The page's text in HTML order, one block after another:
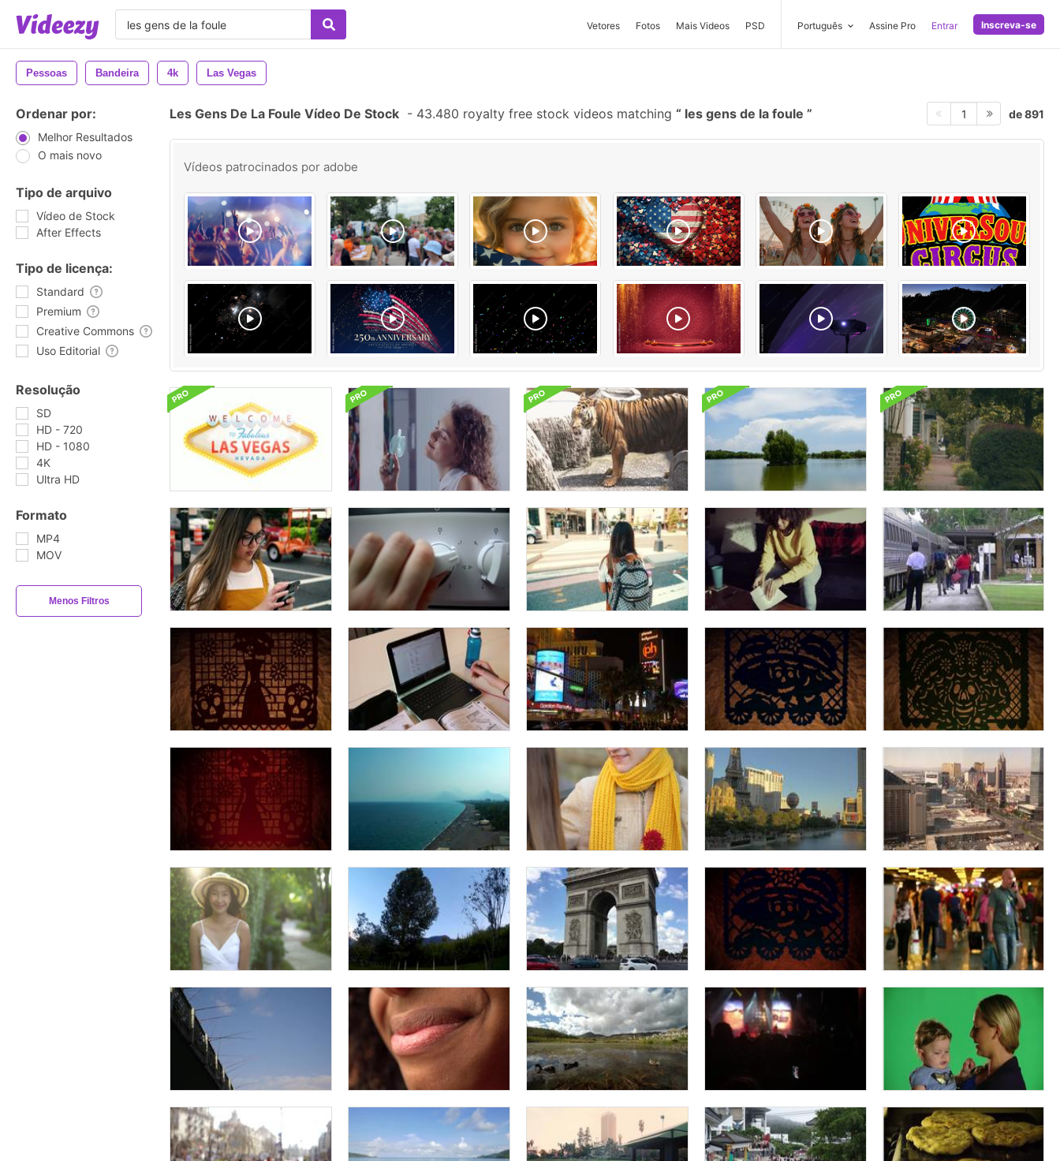
Vetores Fotos Mais Videos PSD Português Assine Pro Entrar Inscreva-se
Pessoas Bandeira 4k Las Vegas
Ordenar por:
Melhor Resultados
O mais novo
Tipo de arquivo
Vídeo de Stock
After Effects
Tipo de licença:
Standard
Premium
Creative Commons
Uso Editorial
Resolução
SD
HD - 720
HD - 1080
4K
Ultra HD
Formato
MP4
MOV
Menos Filtros
Les Gens De La Foule Vídeo De Stock - 43.480 royalty free stock videos matching les gens de la foule 1 de 891
Vídeos patrocinados por adobe